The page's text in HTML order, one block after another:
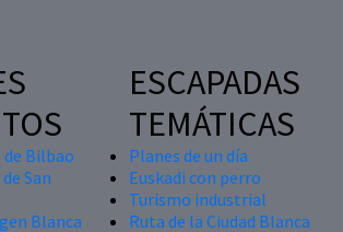
de Bilbao
San
Blanca
ESCAPADAS
TEMÁTICAS
Planes de un día
Euskadi con perro
Turismo industrial
Ruta de la Ciudad Blanca